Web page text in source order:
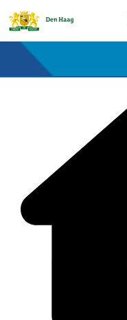
Bronnen en collecties